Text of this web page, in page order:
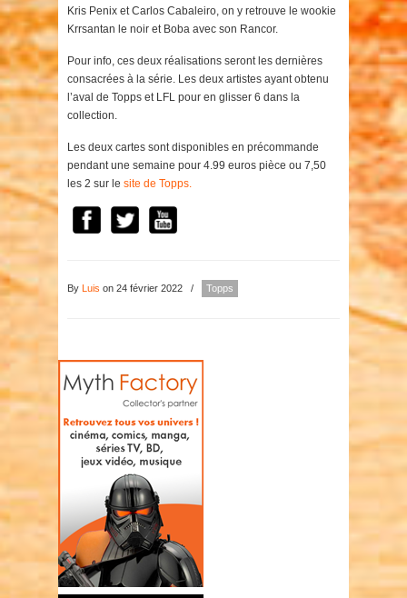
Kris Penix et Carlos Cabaleiro, on y retrouve le wookie
Krrsantan le noir et Boba avec son Rancor.
Pour info, ces deux réalisations seront les dernières
consacrées à la série. Les deux artistes ayant obtenu
l’aval de Topps et LFL pour en glisser 6 dans la
collection.
Les deux cartes sont disponibles en précommande
pendant une semaine pour 4.99 euros pièce ou 7,50
les 2 sur le site de Topps.
By Luis on 24 février 2022 / Topps